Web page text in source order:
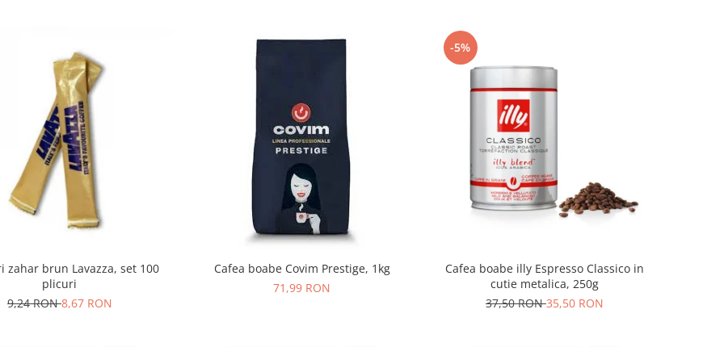
zahar brun Lavazza, set 100
plicuri
9,24 RON8,67 RON
Cafea boabe Covim Prestige, 1kg
71,99 RON
-5%
Cafea boabe illy Espresso Classico in
cutie metalica, 250g
37,50 RON35,50 RON